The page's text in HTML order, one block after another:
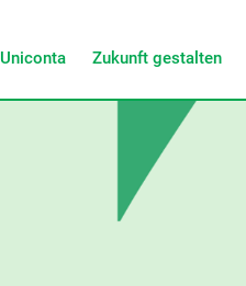
Uniconta Zukunft gestalten